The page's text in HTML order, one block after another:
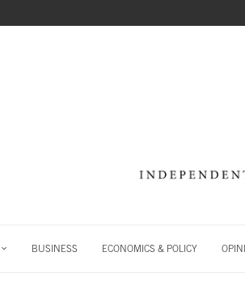
BUSINESS ECONOMICS & POLICY